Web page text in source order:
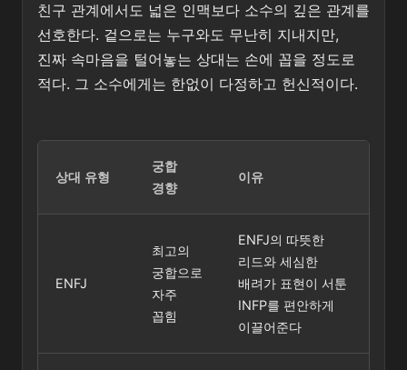
친구 관계에서도 넓은 인맥보다 소수의 깊은 관계를
선호한다. 겉으로는 누구와도 무난히 지내지만,
진짜 속마음을 털어놓는 상대는 손에 꼽을 정도로
적다. 그 소수에게는 한없이 다정하고 헌신적이다.
상대 유형
궁합
경향
이유
ENFJ
최고의
궁합으로
자주
꼽힘
ENFJ의 따뜻한
리드와 세심한
배려가 표현이 서툰
INFP를 편안하게
이끌어준다